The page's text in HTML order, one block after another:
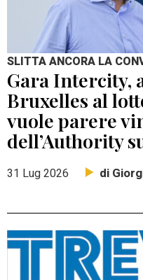
SLITTA ANCORA LA
Gara Intercity,
Bruxelles al
vuole parere
dell’Authority
31 Lug 2026 di